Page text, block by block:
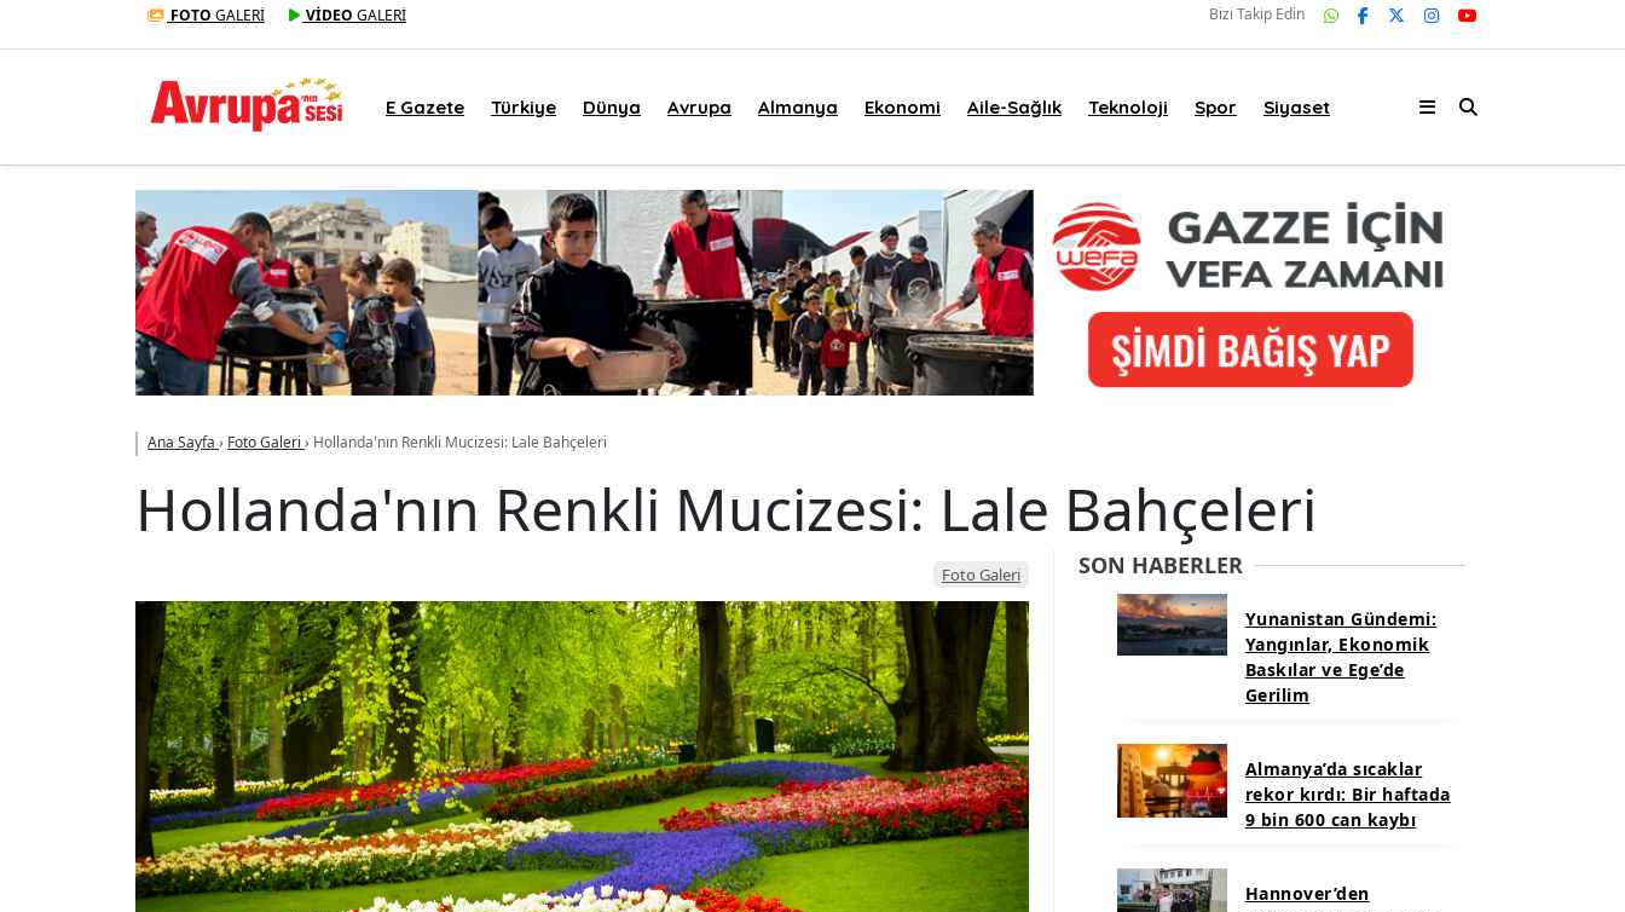
FOTO GALERİ VİDEO GALERİ Bizi Takip Edin
E Gazete Türkiye Dünya Avrupa Almanya Ekonomi Aile-Sağlık Teknoloji Spor Siyaset
Ana Sayfa › Foto Galeri › Hollanda'nın Renkli Mucizesi: Lale Bahçeleri
Hollanda'nın Renkli Mucizesi: Lale Bahçeleri
Foto Galeri SON HABERLER
Yunanistan Gündemi:
Yangınlar, Ekonomik
Baskılar ve Ege’de
Gerilim
Almanya’da sıcaklar
rekor kırdı: Bir haftada
9 bin 600 can kaybı
Hannover’den